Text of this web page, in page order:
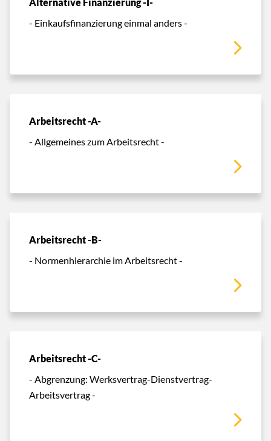
- Einkaufsfinanzierung einmal anders -
Arbeitsrecht -A-
- Allgemeines zum Arbeitsrecht -
Arbeitsrecht -B-
- Normenhierarchie im Arbeitsrecht -
Arbeitsrecht -C-
- Abgrenzung: Werksvertrag-Dienstvertrag-
Arbeitsvertrag -